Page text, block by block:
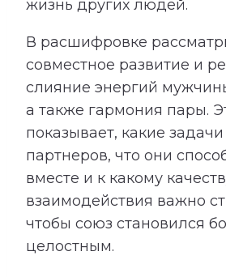
жизнь других людей.
В расшифровке
совместное развитие и
слияние энергий
а также гармония пары.
показывает, какие
партнеров, что они
вместе и к какому
взаимодействия важно
чтобы союз становился
целостным.